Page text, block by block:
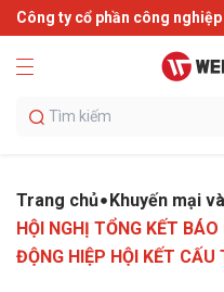
Công ty cổ phần công
Trang chủ Khuyến mại
HỘI NGHỊ TỔNG KẾT
ĐỘNG HIỆP HỘI KẾT